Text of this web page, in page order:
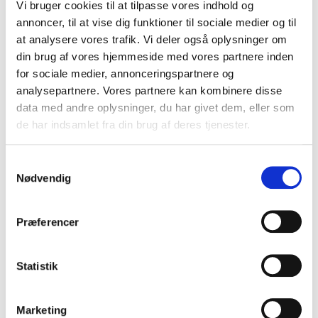
Vi bruger cookies til at tilpasse vores indhold og
annoncer, til at vise dig funktioner til sociale medier og til
at analysere vores trafik. Vi deler også oplysninger om
din brug af vores hjemmeside med vores partnere inden
for sociale medier, annonceringspartnere og
analysepartnere. Vores partnere kan kombinere disse
data med andre oplysninger, du har givet dem, eller som
de har indsamlet fra din brug af deres tjenester.
Nødvendig
Præferencer
Statistik
Marketing
1 time baneleje, medlem (62,50 kr.
pr. spiller)
250 kr.
1 time baneleje, ikke-medlem (75
kr. pr. spiller)
10 timers banekort, medlem
50 timers banekort, medlem (49
(40,00 kr. pr. spiller pr. time)